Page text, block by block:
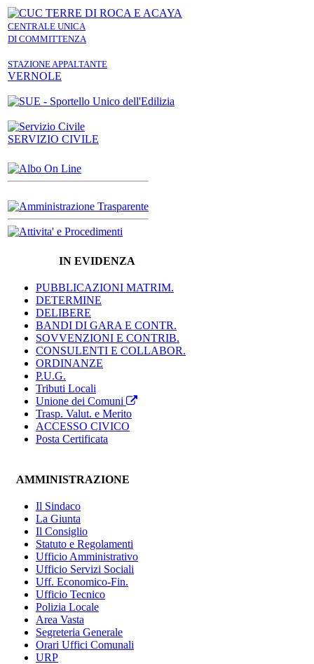
CENTRALE UNICA
DI COMMITTENZA
STAZIONE APPALTANTE
VERNOLE
SERVIZIO CIVILE
IN EVIDENZA
PUBBLICAZIONI MATRIM.
DETERMINE
DELIBERE
BANDI DI GARA E CONTR.
SOVVENZIONI E CONTRIB.
CONSULENTI E COLLABOR.
ORDINANZE
P.U.G.
Tributi Locali
Unione dei Comuni
Trasp. Valut. e Merito
ACCESSO CIVICO
Posta Certificata
AMMINISTRAZIONE
Il Sindaco
La Giunta
Il Consiglio
Statuto e Regolamenti
Ufficio Amministrativo
Ufficio Servizi Sociali
Uff. Economico-Fin.
Ufficio Tecnico
Polizia Locale
Area Vasta
Segreteria Generale
Orari Uffici Comunali
URP